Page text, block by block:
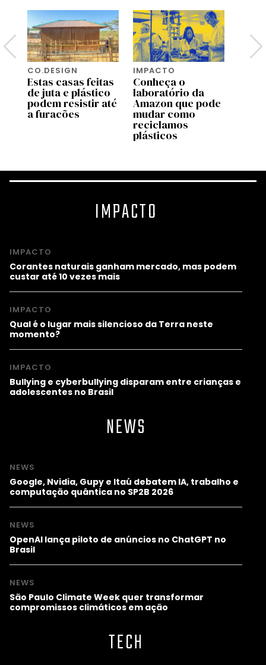
CO.DESIGN
Estas casas feitas
de juta e plástico
podem resistir até
a furacões
IMPACTO
Conheça o
laboratório da
Amazon que pode
mudar como
reciclamos
plásticos
IMPACTO
IMPACTO
Corantes naturais ganham mercado, mas podem
custar até 10 vezes mais
IMPACTO
Qual é o lugar mais silencioso da Terra neste
momento?
IMPACTO
Bullying e cyberbullying disparam entre crianças e
adolescentes no Brasil
NEWS
NEWS
Google, Nvidia, Gupy e Itaú debatem IA, trabalho e
computação quântica no SP2B 2026
NEWS
OpenAI lança piloto de anúncios no ChatGPT no
Brasil
NEWS
São Paulo Climate Week quer transformar
compromissos climáticos em ação
TECH